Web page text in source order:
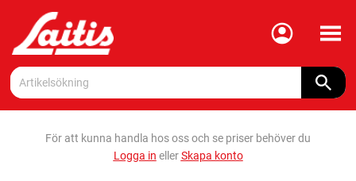
Meny
För att kunna handla hos oss och se priser behöver du
Logga in ellerSkapa konto